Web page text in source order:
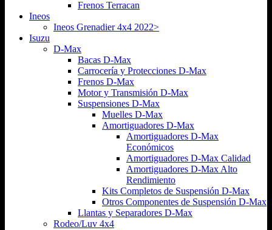
Frenos Terracan
Ineos
Ineos Grenadier 4x4 2022>
Isuzu
D-Max
Bacas D-Max
Carrocería y Protecciones D-Max
Frenos D-Max
Motor y Transmisión D-Max
Suspensiones D-Max
Muelles D-Max
Amortiguadores D-Max
Amortiguadores D-Max
Económicos
Amortiguadores D-Max Calidad
Amortiguadores D-Max Alto
Rendimiento
Kits Completos de Suspensión D-Max
Otros Componentes de Suspensión D-Max
Llantas y Separadores D-Max
Rodeo/Luv 4x4